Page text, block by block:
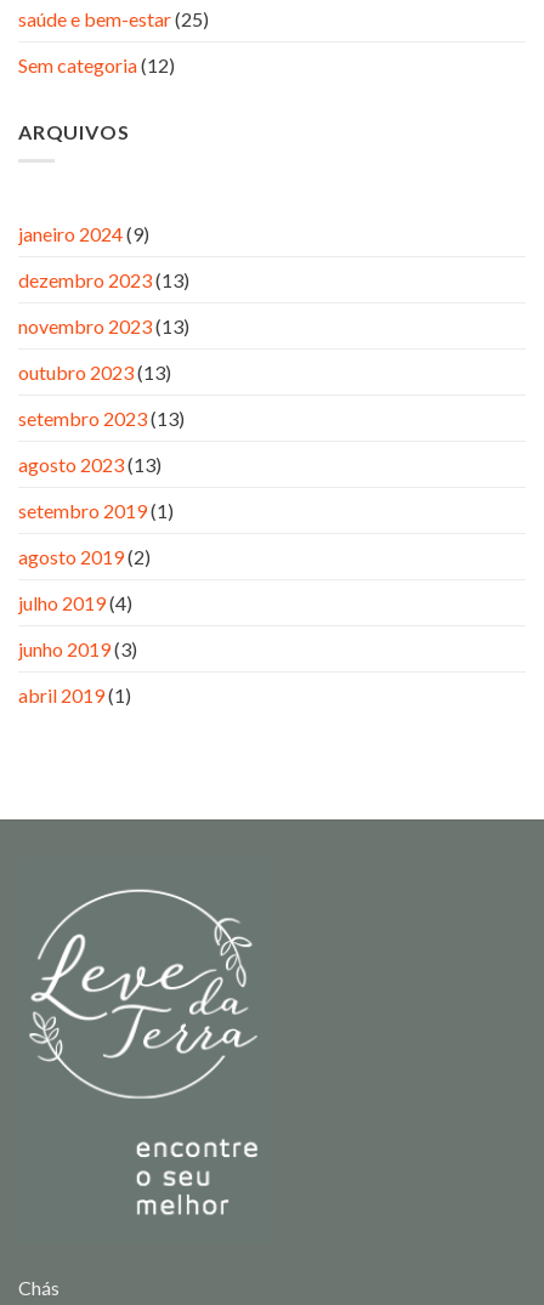
saúde e bem-estar(25)
Sem categoria(12)
ARQUIVOS
janeiro 2024(9)
dezembro 2023(13)
novembro 2023(13)
outubro 2023(13)
setembro 2023(13)
agosto 2023(13)
setembro 2019(1)
agosto 2019(2)
julho 2019(4)
junho 2019(3)
abril 2019(1)
Chás